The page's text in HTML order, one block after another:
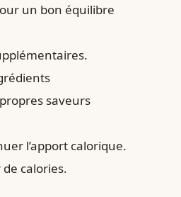
un bon équilibre
saveurs
l’apport calorique.
calories.